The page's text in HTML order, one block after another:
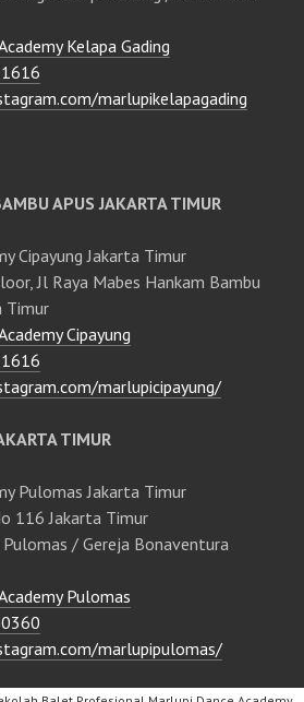
Kelapa Gading
marlupikelapagading
APUS JAKARTA TIMUR
Cipayung Jakarta Timur
Jl Raya Mabes Hankam Bambu
Timur
Cipayung
marlupicipayung/
TIMUR
Pulomas Jakarta Timur
116 Jakarta Timur
/ Gereja Bonaventura
Pulomas
marlupipulomas/